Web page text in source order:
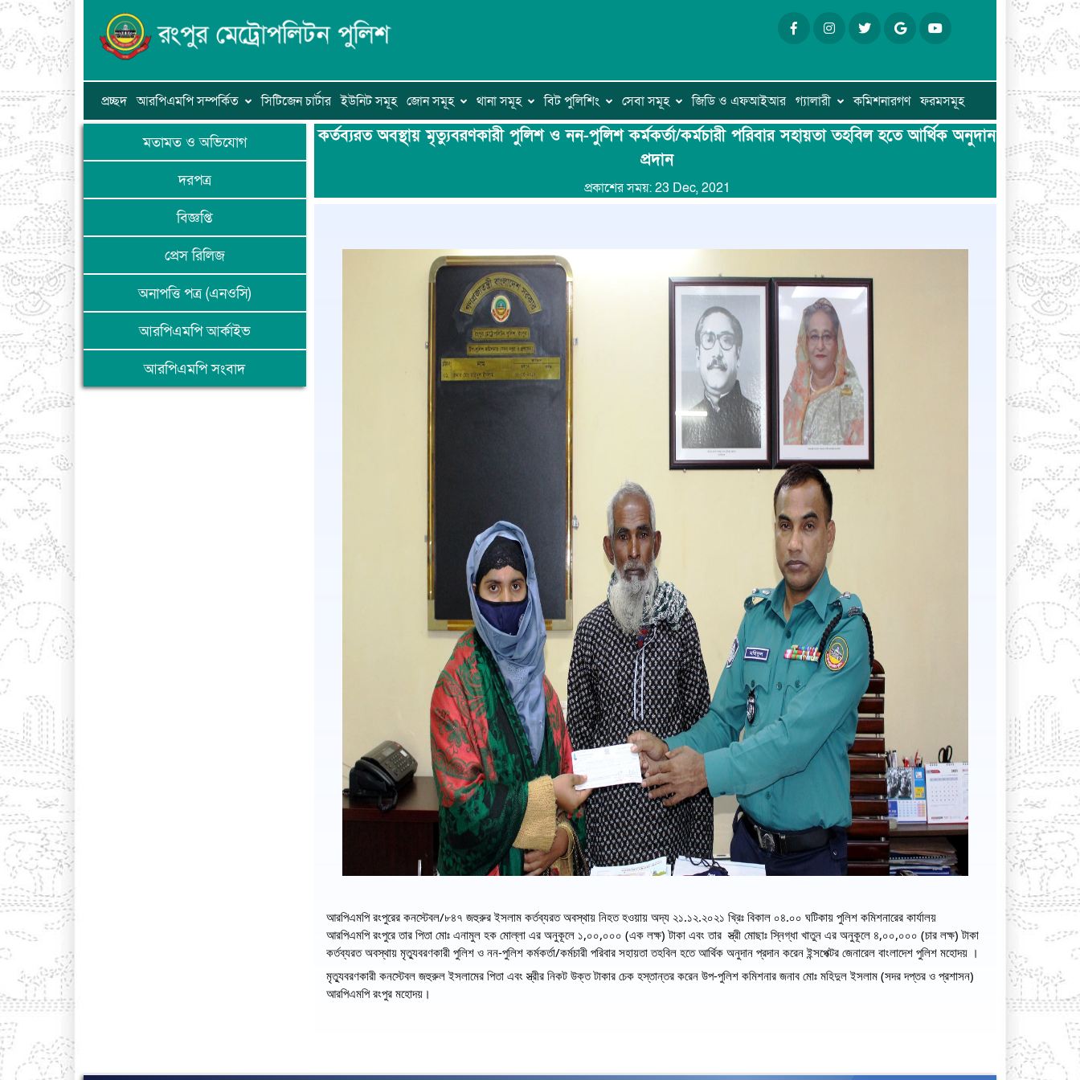
প্রচ্ছদ আরপিএমপি সম্পর্কিত সিটিজেন চার্টার ইউনিট সমূহ জোন সমূহ থানা সমূহ বিট পুলিশিং সেবা সমূহ জিডি ও এফআইআর গ্যালারী কমিশনারগণ ফরমসমূহ
মতামত ও অভিযোগ
দরপত্র
বিজ্ঞপ্তি
প্রেস রিলিজ
অনাপত্তি পত্র (এনওসি)
আরপিএমপি আর্কাইভ
আরপিএমপি সংবাদ
কর্তব্যরত অবস্থায় মৃত্যুবরণকারী পুলিশ ও নন-পুলিশ কর্মকর্তা/কর্মচারী পরিবার সহায়তা তহবিল হতে আর্থিক অনুদান
প্রদান
প্রকাশের সময়: 23 Dec, 2021
আরপিএমপি রংপুরের কনস্টেবল/৮৪৭ জহুরুর ইসলাম কর্তব্যরত অবস্থায় নিহত হওয়ায় অদ্য ২১.১২.২০২১ খ্রিঃ বিকাল ০৪.০০ ঘটিকায় পুলিশ কমিশনারের কার্যালয়
আরপিএমপি রংপুরে তার পিতা মোঃ এনামুল হক মোল্লা এর অনুকূলে ১,০০,০০০ (এক লক্ষ) টাকা এবং তার  স্ত্রী মোছাঃ স্নিগ্ধা খাতুন এর অনুকূলে ৪,০০,০০০ (চার লক্ষ) টাকা
কর্তব্যরত অবস্থায় মৃত্যুবরণকারী পুলিশ ও নন-পুলিশ কর্মকর্তা/কর্মচারী পরিবার সহায়তা তহবিল হতে আর্থিক অনুদান প্রদান করেন ইন্সপেক্টর জেনারেল বাংলাদেশ পুলিশ মহোদয় ।
মৃত্যুবরণকারী কনস্টেবল জহুরুল ইসলামের পিতা এবং স্ত্রীর নিকট উক্ত টাকার চেক হস্তান্তর করেন উপ-পুলিশ কমিশনার জনাব মোঃ মহিদুল ইসলাম (সদর দপ্তর ও প্রশাসন)
আরপিএমপি রংপুর মহোদয়।